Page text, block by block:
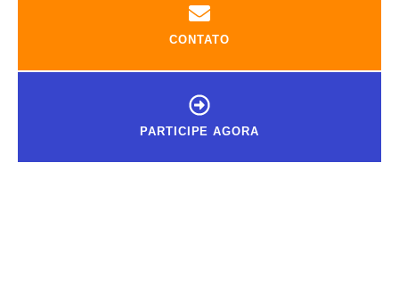
CONTATO
PARTICIPE AGORA